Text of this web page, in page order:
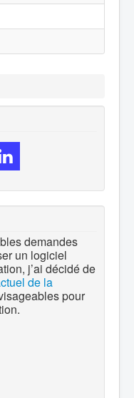
demandes
un logiciel
j’ai décidé de
de la
pour